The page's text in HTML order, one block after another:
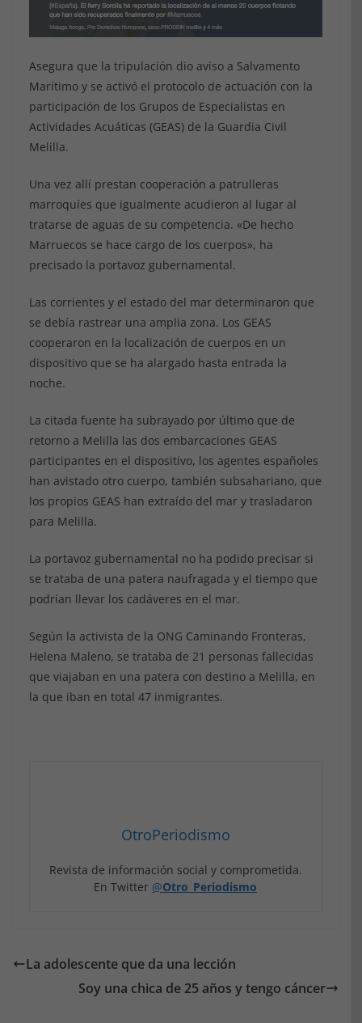
Asegura que la tripulación dio aviso a Salvamento
Marítimo y se activó el protocolo de actuación con la
participación de los Grupos de Especialistas en
Actividades Acuáticas (GEAS) de la Guardia Civil
Melilla.
Una vez allí prestan cooperación a patrulleras
marroquíes que igualmente acudieron al lugar al
tratarse de aguas de su competencia. «De hecho
Marruecos se hace cargo de los cuerpos», ha
precisado la portavoz gubernamental.
Las corrientes y el estado del mar determinaron que
se debía rastrear una amplia zona. Los GEAS
cooperaron en la localización de cuerpos en un
dispositivo que se ha alargado hasta entrada la
noche.
La citada fuente ha subrayado por último que de
retorno a Melilla las dos embarcaciones GEAS
participantes en el dispositivo, los agentes españoles
han avistado otro cuerpo, también subsahariano, que
los propios GEAS han extraído del mar y trasladaron
para Melilla.
La portavoz gubernamental no ha podido precisar si
se trataba de una patera naufragada y el tiempo que
podrían llevar los cadáveres en el mar.
Según la activista de la ONG Caminando Fronteras,
Helena Maleno, se trataba de 21 personas fallecidas
que viajaban en una patera con destino a Melilla, en
la que iban en total 47 inmigrantes.
OtroPeriodismo
Revista de información social y comprometida.
En Twitter @Otro_Periodismo
La adolescente que da una lección
Soy una chica de 25 años y tengo cáncer